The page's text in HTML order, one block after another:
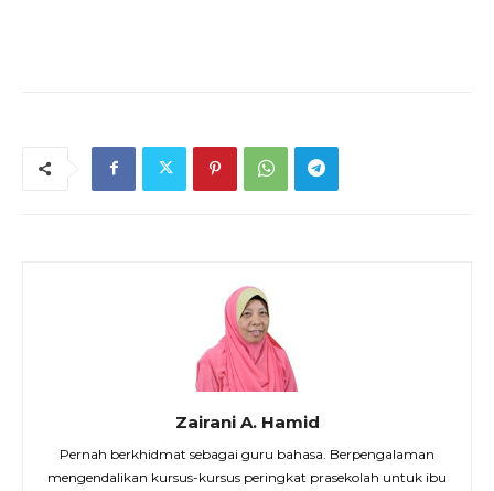
Zairani A. Hamid
Pernah berkhidmat sebagai guru bahasa. Berpengalaman
mengendalikan kursus-kursus peringkat prasekolah untuk ibu